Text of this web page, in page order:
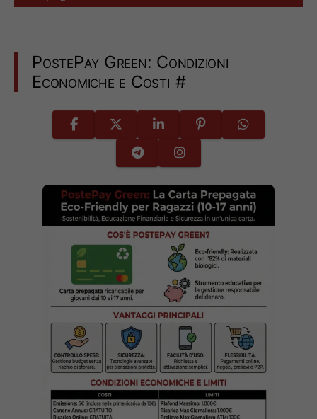
PostePay Green: Condizioni
Economiche e Costi #